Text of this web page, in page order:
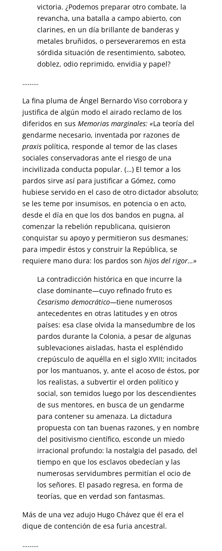
victoria. ¿Podemos preparar otro combate, la
revancha, una batalla a campo abierto, con
clarines, en un día brillante de banderas y
metales bruñidos, o perseveraremos en esta
sórdida situación de resentimiento, saboteo,
doblez, odio reprimido, envidia y papel?
………
La fina pluma de Ángel Bernardo Viso corrobora y
justifica de algún modo el airado reclamo de los
diferidos en sus Memorias marginales: «La teoría del
gendarme necesario, inventada por razones de
praxis política, responde al temor de las clases
sociales conservadoras ante el riesgo de una
incivilizada conducta popular. (…) El temor a los
pardos sirve así para justificar a Gómez, como
hubiese servido en el caso de otro dictador absoluto;
se les teme por insumisos, en potencia o en acto,
desde el día en que los dos bandos en pugna, al
comenzar la rebelión republicana, quisieron
conquistar su apoyo y permitieron sus desmanes;
para impedir éstos y construir la República, se
requiere mano dura: los pardos son hijos del rigor…»
La contradicción histórica en que incurre la
clase dominante—cuyo refinado fruto es
Cesarismo democrático—tiene numerosos
antecedentes en otras latitudes y en otros
países: esa clase olvida la mansedumbre de los
pardos durante la Colonia, a pesar de algunas
sublevaciones aisladas, hasta el espléndido
crepúsculo de aquélla en el siglo XVIII; incitados
por los mantuanos, y, ante el acoso de éstos, por
los realistas, a subvertir el orden político y
social, son temidos luego por los descendientes
de sus mentores, en busca de un gendarme
para contener su amenaza. La dictadura
propuesta con tan buenas razones, y en nombre
del positivismo científico, esconde un miedo
irracional profundo: la nostalgia del pasado, del
tiempo en que los esclavos obedecían y las
numerosas servidumbres permitían el ocio de
los señores. El pasado regresa, en forma de
teorías, que en verdad son fantasmas.
Más de una vez adujo Hugo Chávez que él era el
dique de contención de esa furia ancestral.
………